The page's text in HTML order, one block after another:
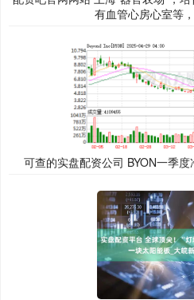
有血管心房心室等
可查的实盘配资公司 BYON一季